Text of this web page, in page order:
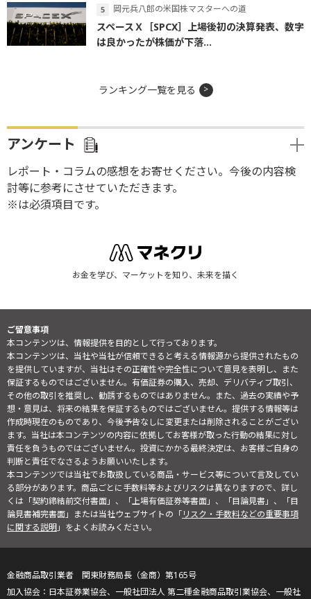
岡元兵八郎の米国株マスターへの道
スペースＸ［SPCX］上場後初の決算発表、数字
は良かったが株価が下落...
ランキング一覧を見る
アンケート
レポート・コラムの感想をお寄せください。今後の内容検
討等に参考にさせていただきます。
※は必須項目です。
お金を学び、マーケットを知り、未来を描く
ご留意事項
本コンテンツは、情報提供を目的として行っております。
本コンテンツは、当社や当社が信頼できると考える情報源から提供されたもの
を提供していますが、当社はその正確性や完全性について意見を表明し、また
保証するものではございません。有価証券の購入、売却、デリバティブ取引、
その他の取引を推奨し、勧誘するものではありません。また、過去の実績や予
想・意見は、将来の結果を保証するものではございません。提供する情報等は
作成時現在のものであり、今後予告なしに変更または削除されることがござい
ます。当社は本コンテンツの内容に依拠してお客様が取った行動の結果に対し
責任を負うものではございません。投資にかかる最終決定は、お客様ご自身の
判断と責任でなさるようお願いいたします。
本コンテンツでは当社でお取扱している商品・サービス等について言及してい
る部分があります。商品ごとに手数料等およびリスクは異なりますので、詳し
くは「契約締結前交付書面」、「上場有価証券等書面」、「目論見書」、「目
論見書補完書面」または当社ウェブサイトの「リスク・手数料などの重要事項
に関する説明」をよくお読みください。
金融商品取引業者 関東財務局長（金商）第165号
日本証券業協会、一般社団法人 第二種金融商品取引業協会、一般社